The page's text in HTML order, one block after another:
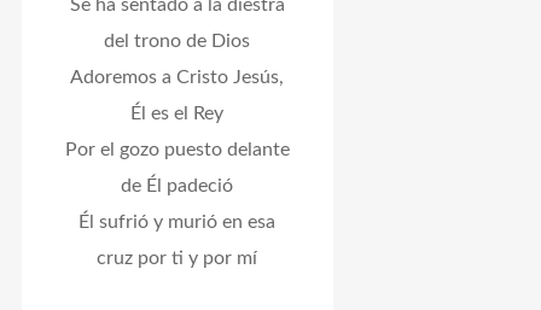
Se ha sentado a la diestra
del trono de Dios
Adoremos a Cristo Jesús,
Él es el Rey
Por el gozo puesto delante
de Él padeció
Él sufrió y murió en esa
cruz por ti y por mí